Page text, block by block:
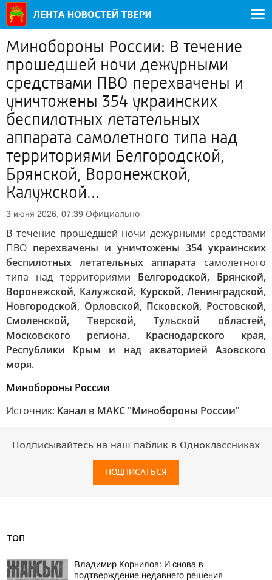
Минобороны России: В течение
прошедшей ночи дежурными
средствами ПВО перехвачены и
уничтожены 354 украинских
беспилотных летательных
аппарата самолетного типа над
территориями Белгородской,
Брянской, Воронежской,
Калужской...
3 июня 2026, 07:39 Официально
В течение прошедшей ночи дежурными средствами
ПВО перехвачены и уничтожены 354 украинских
беспилотных летательных аппарата самолетного
типа над территориями Белгородской, Брянской,
Воронежской, Калужской, Курской, Ленинградской,
Новгородской, Орловской, Псковской, Ростовской,
Смоленской, Тверской, Тульской областей,
Московского региона, Краснодарского края,
Республики Крым и над акваторией Азовского
моря.
Минобороны России
Источник: Канал в МАКС "Минобороны России"
Подписывайтесь на наш паблик в Одноклассниках
ПОДПИСАТЬСЯ
ТОП
Владимир Корнилов: И снова в
подтверждение недавнего решения